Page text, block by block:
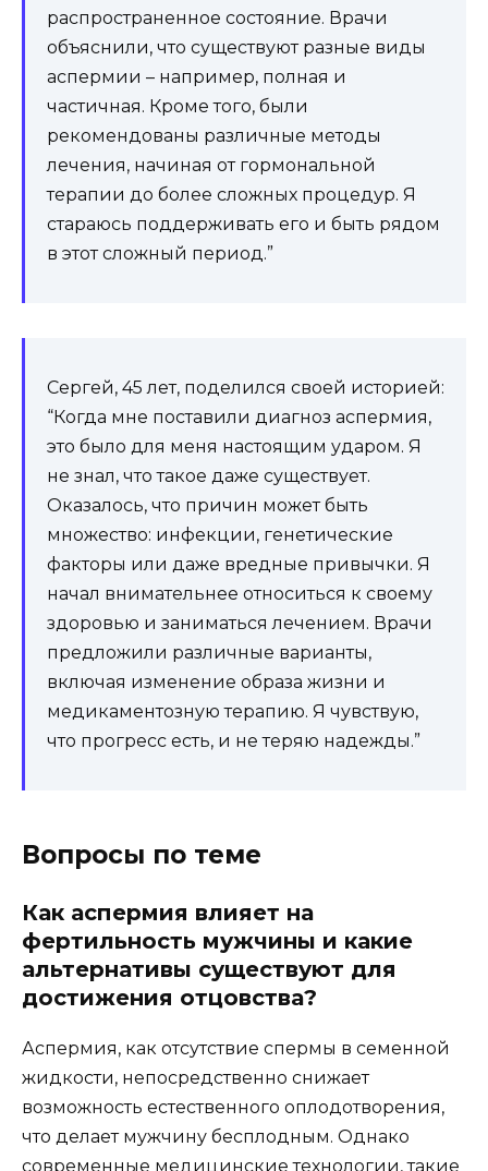
распространенное состояние. Врачи
объяснили, что существуют разные виды
аспермии – например, полная и
частичная. Кроме того, были
рекомендованы различные методы
лечения, начиная от гормональной
терапии до более сложных процедур. Я
стараюсь поддерживать его и быть рядом
в этот сложный период.”
Сергей, 45 лет, поделился своей историей:
“Когда мне поставили диагноз аспермия,
это было для меня настоящим ударом. Я
не знал, что такое даже существует.
Оказалось, что причин может быть
множество: инфекции, генетические
факторы или даже вредные привычки. Я
начал внимательнее относиться к своему
здоровью и заниматься лечением. Врачи
предложили различные варианты,
включая изменение образа жизни и
медикаментозную терапию. Я чувствую,
что прогресс есть, и не теряю надежды.”
Вопросы по теме
Как аспермия влияет на
фертильность мужчины и какие
альтернативы существуют для
достижения отцовства?
Аспермия, как отсутствие спермы в семенной
жидкости, непосредственно снижает
возможность естественного оплодотворения,
что делает мужчину бесплодным. Однако
современные медицинские технологии, такие